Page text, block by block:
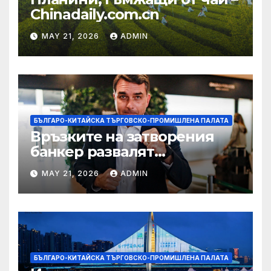
Chinadaily.com.cn
MAY 21, 2026 ADMIN
БЪЛГАРО-КИТАЙСКА ТЪРГОВСКО-ПРОМИШЛЕНА ПАЛАТА
Връзките на затворения
банкер развалят
надеждите на Флавио
Болсонаро за президент на
Бразилия
MAY 21, 2026 ADMIN
БЪЛГАРО-КИТАЙСКА ТЪРГОВСКО-ПРОМИШЛЕНА ПАЛАТА